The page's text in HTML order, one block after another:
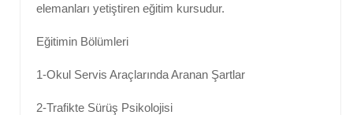
elemanları yetiştiren eğitim kursudur.
Eğitimin Bölümleri
1-Okul Servis Araçlarında Aranan Şartlar
2-Trafikte Sürüş Psikolojisi